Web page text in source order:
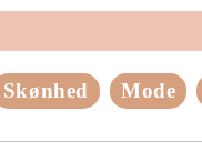
Skønhed Mode